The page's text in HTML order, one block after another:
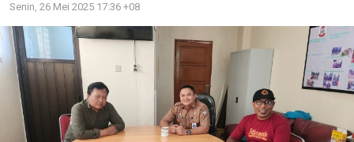
Senin, 26 Mei 2025 17:36 +08